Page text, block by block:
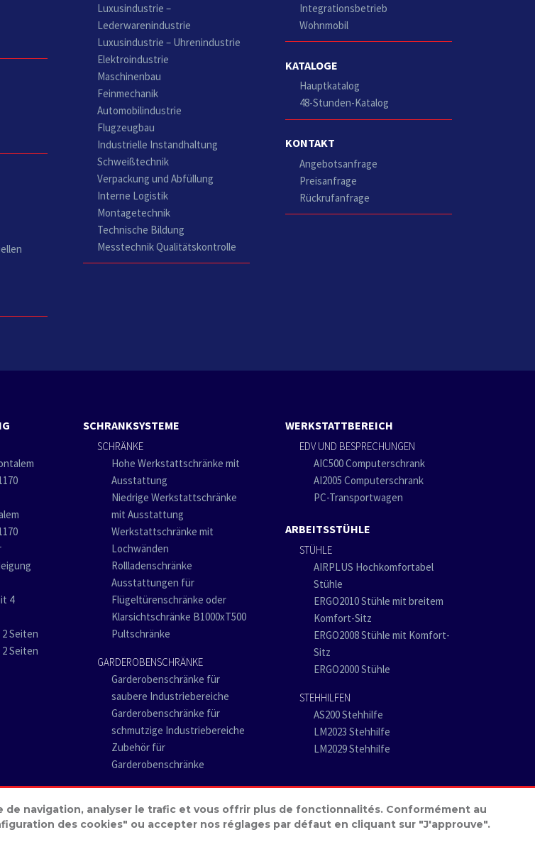
Luxusindustrie –
Lederwarenindustrie
Luxusindustrie – Uhrenindustrie
Elektroindustrie
Maschinenbau
Feinmechanik
Automobilindustrie
Flugzeugbau
Industrielle Instandhaltung
Schweißtechnik
Verpackung und Abfüllung
Interne Logistik
Montagetechnik
Technische Bildung
Messtechnik Qualitätskontrolle
Integrationsbetrieb
Wohnmobil
KATALOGE
Hauptkatalog
48-Stunden-Katalog
KONTAKT
Angebotsanfrage
Preisanfrage
Rückrufanfrage
4
Seiten
Seiten
SCHRANKSYSTEME
SCHRÄNKE
Hohe Werkstattschränke mit
Ausstattung
Niedrige Werkstattschränke
mit Ausstattung
Werkstattschränke mit
Lochwänden
Rollladenschränke
Ausstattungen für
Flügeltürenschränke oder
Klarsichtschränke B1000xT500
Pultschränke
GARDEROBENSCHRÄNKE
Garderobenschränke für
saubere Industriebereiche
Garderobenschränke für
schmutzige Industriebereiche
Zubehör für
Garderobenschränke
WERKSTATTBEREICH
EDV UND BESPRECHUNGEN
AIC500 Computerschrank
AI2005 Computerschrank
PC-Transportwagen
ARBEITSSTÜHLE
STÜHLE
AIRPLUS Hochkomfortabel
Stühle
ERGO2010 Stühle mit breitem
Komfort-Sitz
ERGO2008 Stühle mit Komfort-
Sitz
ERGO2000 Stühle
STEHHILFEN
AS200 Stehhilfe
LM2023 Stehhilfe
LM2029 Stehhilfe
navigation, analyser le trafic et vous offrir plus de fonctionnalités. Conformément au
des cookies" ou accepter nos réglages par défaut en cliquant sur "J'approuve".